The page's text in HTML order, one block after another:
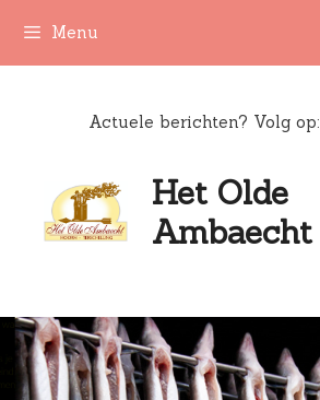
naar
de
Menu
Actuele berichten? Volg op:
Het Olde
Ambaecht